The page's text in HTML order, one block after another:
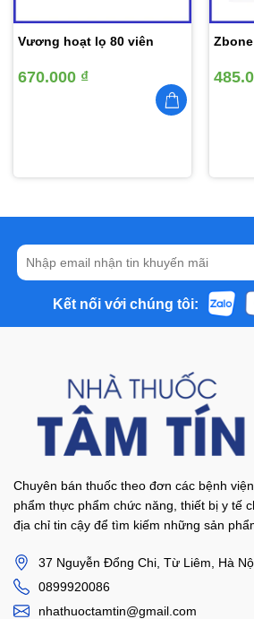
Vương hoạt lọ 80 viên
670.000 ₫
Kết nối với chúng tôi:
Chuyên bán thuốc theo đơn các bệnh
phẩm thực phẩm chức năng, thiết bị y tế
địa chỉ tin cậy để tìm kiếm những sản
37 Nguyễn Đổng Chi, Từ Liêm, Hà
0899920086
nhathuoctamtin@gmail.com